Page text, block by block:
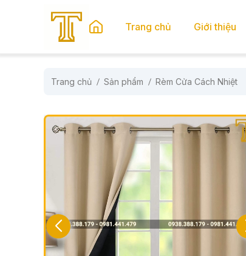
Trang chủ Giới thiệu
Trang chủ Sản phẩm Rèm Cửa Cách Nhiệt